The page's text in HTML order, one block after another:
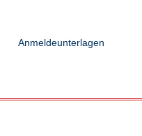
Anmeldeunterlagen